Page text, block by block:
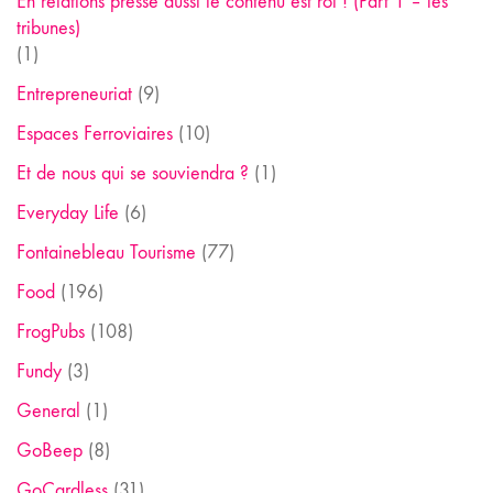
tribunes)
(1)
Entrepreneuriat (9)
Espaces Ferroviaires (10)
Et de nous qui se souviendra ? (1)
Everyday Life (6)
Fontainebleau Tourisme (77)
Food (196)
FrogPubs (108)
Fundy (3)
General (1)
GoBeep (8)